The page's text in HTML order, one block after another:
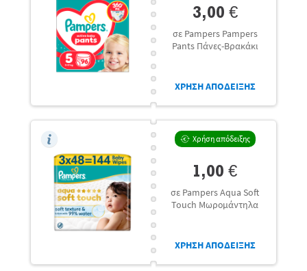
3,00 €
σε Pampers Pampers
Pants Πάνες-Βρακάκι
ΧΡΗΣΗ ΑΠΟΔΕΙΞΗΣ
Χρήση απόδειξης
1,00 €
σε Pampers Aqua Soft
Touch Μωρομάντηλα
ΧΡΗΣΗ ΑΠΟΔΕΙΞΗΣ